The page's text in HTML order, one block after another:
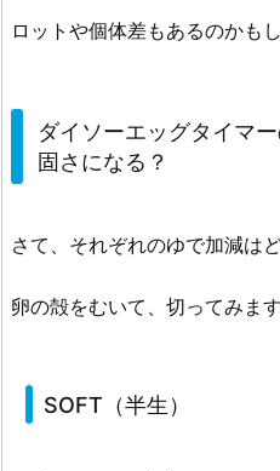
ロットや個体差もあるのかも
ダイソーエッグタイマ
固さになる？
さて、それぞれのゆで加減は
卵の殻をむいて、切ってみます
SOFT（半生）